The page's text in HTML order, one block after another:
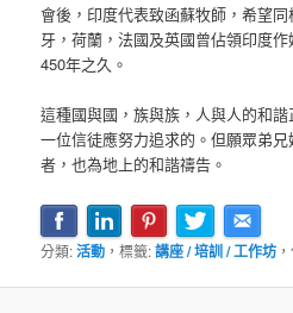
會後，印度代表致函蘇牧師，希望
牙，荷蘭，法國及英國曾佔領印度
450年之久。
這種國與國，族與族，人與人的和
一位信徒應努力追求的。但願眾弟
者，也為地上的和諧禱告。
分類:活動 ，標籤:講座 / 培訓 / 工作坊